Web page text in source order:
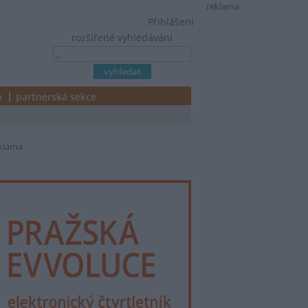
reklama
rozšířené vyhledávání
Přihlášení
partnerská sekce